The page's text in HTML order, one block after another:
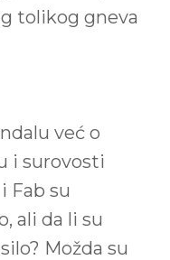
tolikog gneva
već o
i surovosti
Fab su
ali da li su
Možda su